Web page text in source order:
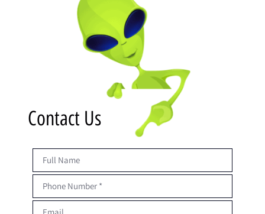
Contact Us